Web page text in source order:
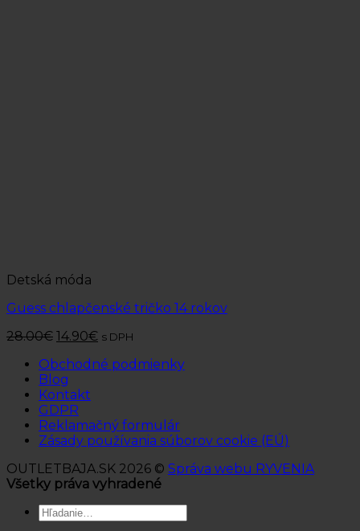
Detská móda
Guess chlapčenské tričko 14 rokov
28.00€ 14.90€ s DPH
Obchodné podmienky
Blog
Kontakt
GDPR
Reklamačný formulár
Zásady používania súborov cookie (EÚ)
OUTLETBAJA.SK 2026 © Správa webu RYVENIA
Všetky práva vyhradené
Hľadať: